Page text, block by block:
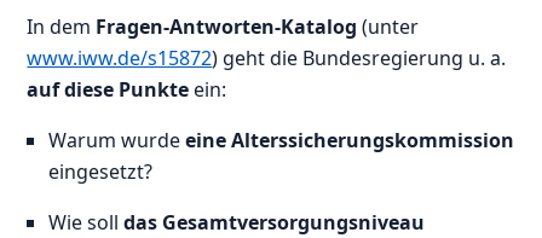
In dem Fragen-Antworten-Katalog (unter
www.iww.de/s15872) geht die Bundesregierung u. a.
auf diese Punkteein:
Warum wurdeeine Alterssicherungskommission
eingesetzt?
Wie solldas Gesamtversorgungsniveau